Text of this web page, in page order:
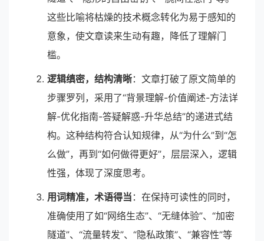
这些比喻将枯燥的技术概念转化为易于感知的
意象，使文章读来生动有趣，降低了理解门
槛。
逻辑缜密，结构清晰：文章打破了原文简单的
步骤罗列，采用了“背景理解-价值阐述-方法详
解-优化指南-答疑解惑-升华总结”的递进式结
构。这种结构符合认知规律，从“为什么”到“怎
么做”，再到“如何做得更好”，层层深入，逻辑
性强，体现了深度思考。
用词精准，术语得当 ：在保持可读性的同时，
准确使用了如“网络生态”、“无缝体验”、“加密
隧道”、“流量转发”、“隐私政策”、“兼容性”等